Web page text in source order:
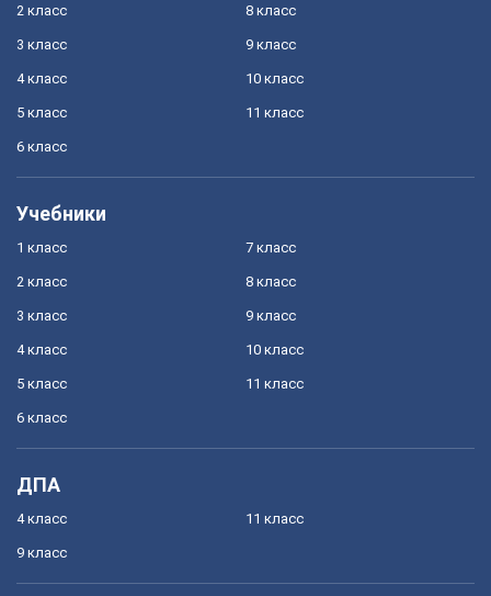
2 класс
3 класс
4 класс
5 класс
6 класс
8 класс
9 класс
10 класс
11 класс
Учебники
1 класс
2 класс
3 класс
4 класс
5 класс
6 класс
7 класс
8 класс
9 класс
10 класс
11 класс
ДПА
4 класс
9 класс
11 класс